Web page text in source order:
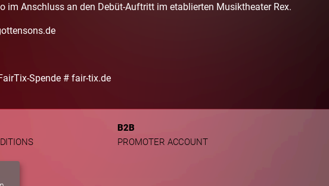
im Anschluss an den Debüt-Auftritt im etablierten Musiktheater Rex.
Spende # fair-tix.de
B2B
PROMOTER ACCOUNT